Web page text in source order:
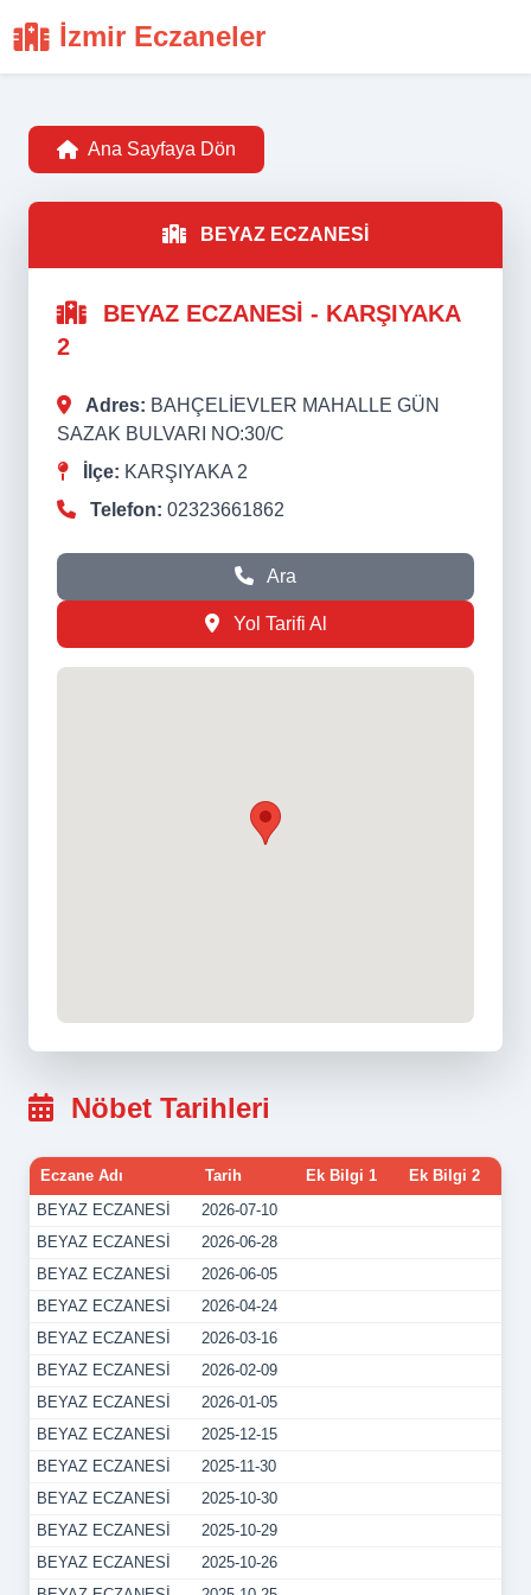
İzmir Eczaneler
Ana Sayfaya Dön
BEYAZ ECZANESİ
BEYAZ ECZANESİ - KARŞIYAKA
2
Adres: BAHÇELİEVLER MAHALLE GÜN
SAZAK BULVARI NO:30/C
İlçe: KARŞIYAKA 2
Telefon: 02323661862
Ara
Yol Tarifi Al
Nöbet Tarihleri
Eczane Adı Tarih Ek Bilgi 1
Ek Bilgi 2
BEYAZ ECZANESİ
2026-07-10
BEYAZ ECZANESİ
2026-06-28
BEYAZ ECZANESİ
2026-06-05
BEYAZ ECZANESİ
2026-04-24
BEYAZ ECZANESİ
2026-03-16
BEYAZ ECZANESİ
2026-02-09
BEYAZ ECZANESİ
2026-01-05
BEYAZ ECZANESİ
2025-12-15
BEYAZ ECZANESİ
2025-11-30
BEYAZ ECZANESİ
2025-10-30
BEYAZ ECZANESİ
2025-10-29
BEYAZ ECZANESİ
2025-10-26